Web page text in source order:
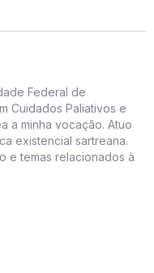
Federal de
Cuidados Paliativos e
a minha vocação. Atuo
existencial sartreana.
e temas relacionados à